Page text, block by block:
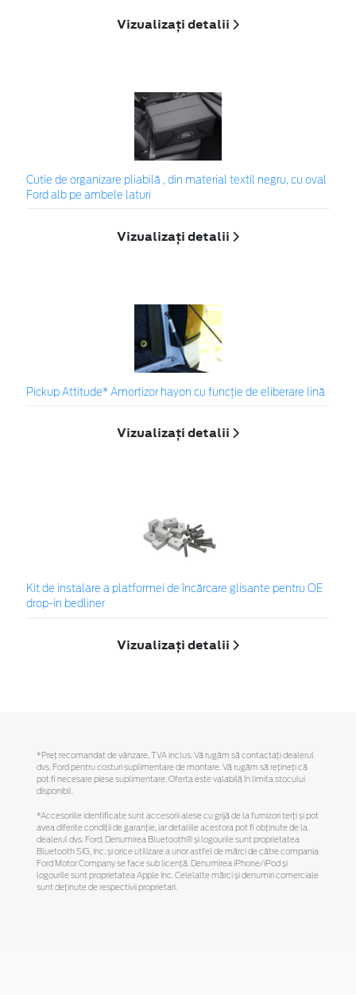
Vizualizați detalii
Cutie de organizare pliabilă , din material textil negru, cu oval
Ford alb pe ambele laturi
Vizualizați detalii
Pickup Attitude* Amortizor hayon cu funcție de eliberare lină
Vizualizați detalii
Kit de instalare a platformei de încărcare glisante pentru OE
drop-in bedliner
Vizualizați detalii
*Preţ recomandat de vânzare, TVA inclus. Vă rugăm să contactaţi dealerul
dvs. Ford pentru costuri suplimentare de montare. Vă rugăm să reţineţi că
pot fi necesare piese suplimentare. Oferta este valabilă în limita stocului
disponibil.
*Accesoriile identificate sunt accesorii alese cu grijă de la furnizori terți și pot
avea diferite condiții de garanție, iar detaliile acestora pot fi obținute de la
dealerul dvs. Ford. Denumirea Bluetooth® și logourile sunt proprietatea
Bluetooth SIG, Inc. și orice utilizare a unor astfel de mărci de către compania
Ford Motor Company se face sub licență. Denumirea iPhone/iPod și
logourile sunt proprietatea Apple Inc. Celelalte mărci și denumiri comerciale
sunt deținute de respectivii proprietari.